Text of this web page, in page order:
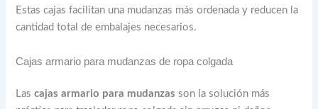
Estas cajas facilitan una mudanzas más ordenada y reducen la
cantidad total de embalajes necesarios.
Cajas armario para mudanzas de ropa colgada
Lascajas armario para mudanzas son la solución más